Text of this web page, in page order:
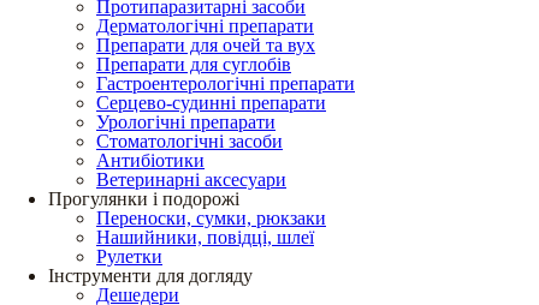
Протипаразитарні засоби
Дерматологічні препарати
Препарати для очей та вух
Препарати для суглобів
Гастроентерологічні препарати
Серцево-судинні препарати
Урологічні препарати
Стоматологічні засоби
Антибіотики
Ветеринарні аксесуари
Прогулянки і подорожі
Переноски, сумки, рюкзаки
Нашийники, повідці, шлеї
Рулетки
Інструменти для догляду
Дешедери